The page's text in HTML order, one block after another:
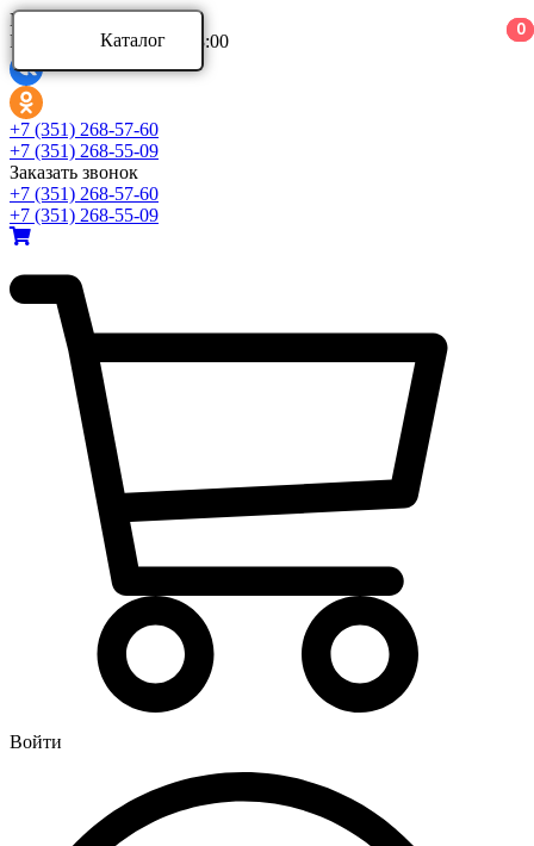
Ваш город:
Режим работы: 9:00 - 18:00
+7 (351) 268-57-60
+7 (351) 268-55-09
Заказать звонок
+7 (351) 268-57-60
+7 (351) 268-55-09
0
Войти
0
0
Каталог
Каталог
Аксессуары для ванной комнаты
Аксессуары для ванной комнаты Aquatek
Аксессуары для ванной комнаты Azario
Аксессуары для ванной комнаты BERGES
Развернуть (4)
Ванны и комплектующие
Ванны акриловые
Ванны асимметричные
Ванны стальные
(5)
Водонагреватели
Газовые водонагреватели
Электрические водонагреватели накопительные
Водоподготовка
Магистральные фильтры для воды
Фильтры для воды под мойку
Водоснабжение